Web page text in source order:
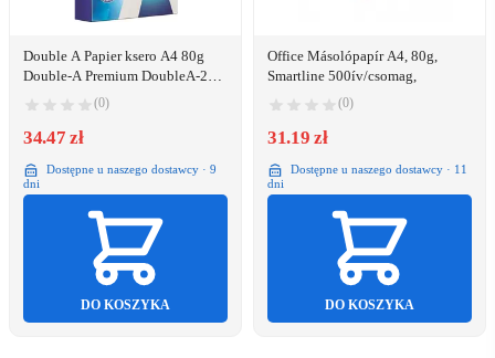
Double A Papier ksero A4 80g
Double-A Premium DoubleA-250
A4 80g biały 165 CIE 250 ark
(0)
34.47 zł
Dostępne u naszego dostawcy · 9
dni
DO KOSZYKA
Office Másolópapír A4, 80g,
Smartline 500ív/csomag,
(0)
31.19 zł
Dostępne u naszego dostawcy · 11
dni
DO KOSZYKA